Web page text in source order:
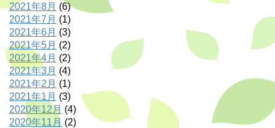
2021年8月 (6)
2021年7月 (1)
2021年6月 (3)
2021年5月 (2)
2021年4月 (2)
2021年3月 (4)
2021年2月 (1)
2021年1月 (3)
2020年12月 (4)
2020年11月 (2)